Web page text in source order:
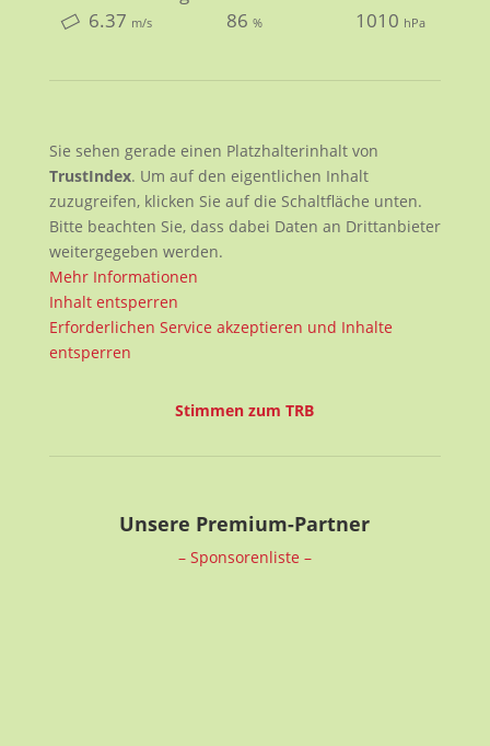
6.37 m/s 86% 1010 hPa
Sie sehen gerade einen Platzhalterinhalt von
TrustIndex. Um auf den eigentlichen Inhalt
zuzugreifen, klicken Sie auf die Schaltfläche unten.
Bitte beachten Sie, dass dabei Daten an Drittanbieter
weitergegeben werden.
Mehr Informationen
Inhalt entsperren
Erforderlichen Service akzeptieren und Inhalte
entsperren
Stimmen zum TRB
Unsere Premium-Partner
– Sponsorenliste –